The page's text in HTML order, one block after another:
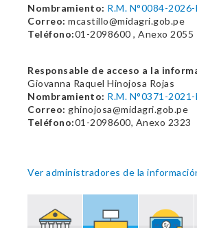
Nombramiento: R.M. N°0084-
Correo: mcastillo@midagri.gob.pe
Teléfono:01-2098600 , Anexo 2055
Responsable de acceso a la
Giovanna Raquel Hinojosa Rojas
Nombramiento: R.M. N°0371-
Correo: ghinojosa@midagri.gob.pe
Teléfono:01-2098600, Anexo 2323
Ver administradores de la